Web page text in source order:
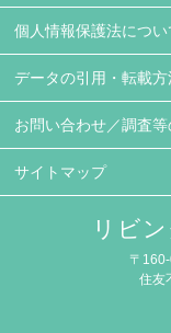
個人情報保護法につい
データの引用・転載方
お問い合わせ／調査
サイトマップ
リビ
〒
住友